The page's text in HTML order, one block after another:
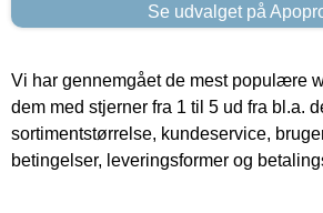
Se udvalget på
Vi har gennemgået de mest populære
dem med stjerner fra 1 til 5 ud fra bl.a.
sortimentstørrelse, kundeservice,
betingelser, leveringsformer og